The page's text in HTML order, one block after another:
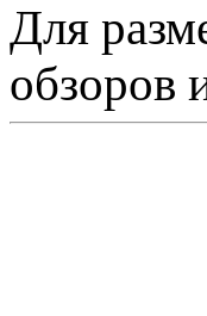
Для
обзоров